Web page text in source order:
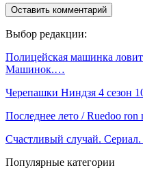
Выбор редакции:
Полицейская машинка
Машинок.…
Черепашки Ниндзя 4 сезон
Последнее лето / Ruedoo ron
Счастливый случай.
Популярные категории